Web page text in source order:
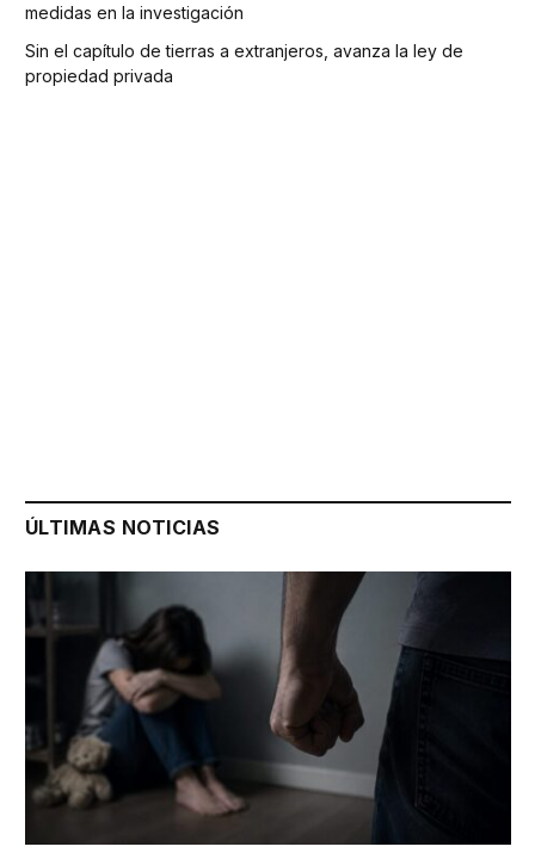
medidas en la investigación
Sin el capítulo de tierras a extranjeros, avanza la ley de
propiedad privada
ÚLTIMAS NOTICIAS